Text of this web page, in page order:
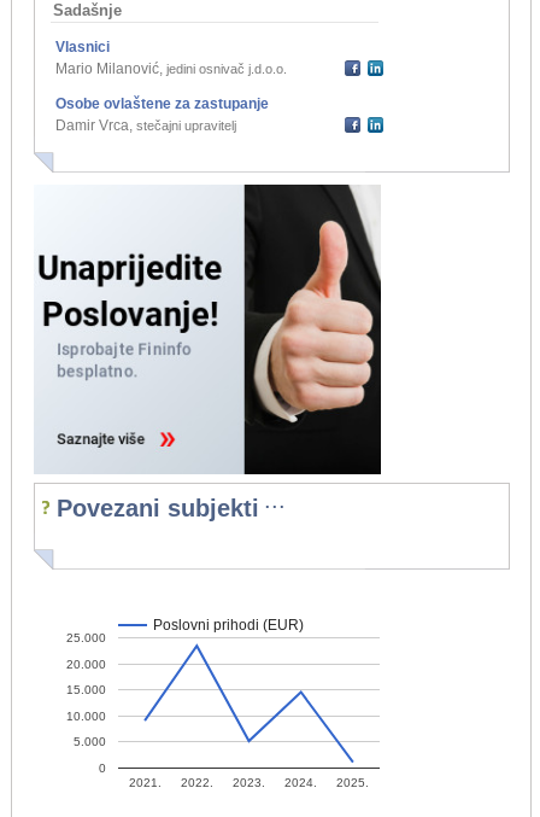
Sadašnje
Vlasnici
Mario Milanović, jedini osnivač j.d.o.o.
Osobe ovlaštene za zastupanje
Damir Vrca, stečajni upravitelj
Povezani subjekti ...
Poslovni prihodi (EUR)
2021. 2022. 2023. 2024. 2025.
0
5.000
10.000
15.000
20.000
25.000